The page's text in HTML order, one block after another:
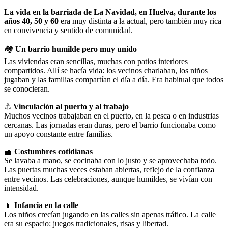
La vida en la barriada de La Navidad, en Huelva, durante los
años 40, 50 y 60 era muy distinta a la actual, pero también muy rica
en convivencia y sentido de comunidad.
🏘️ Un barrio humilde pero muy unido
Las viviendas eran sencillas, muchas con patios interiores
compartidos. Allí se hacía vida: los vecinos charlaban, los niños
jugaban y las familias compartían el día a día. Era habitual que todos
se conocieran.
⚓ Vinculación al puerto y al trabajo
Muchos vecinos trabajaban en el puerto, en la pesca o en industrias
cercanas. Las jornadas eran duras, pero el barrio funcionaba como
un apoyo constante entre familias.
🧺 Costumbres cotidianas
Se lavaba a mano, se cocinaba con lo justo y se aprovechaba todo.
Las puertas muchas veces estaban abiertas, reflejo de la confianza
entre vecinos. Las celebraciones, aunque humildes, se vivían con
intensidad.
👧 Infancia en la calle
Los niños crecían jugando en las calles sin apenas tráfico. La calle
era su espacio: juegos tradicionales, risas y libertad.